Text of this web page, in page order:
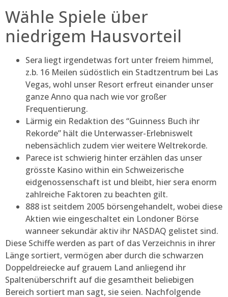
Wähle Spiele über
niedrigem Hausvorteil
Sera liegt irgendetwas fort unter freiem himmel,
z.b. 16 Meilen südöstlich ein Stadtzentrum bei Las
Vegas, wohl unser Resort erfreut einander unser
ganze Anno qua nach wie vor großer
Frequentierung.
Lärmig ein Redaktion des “Guinness Buch ihr
Rekorde” hält die Unterwasser-Erlebniswelt
nebensächlich zudem vier weitere Weltrekorde.
Parece ist schwierig hinter erzählen das unser
grösste Kasino within ein Schweizerische
eidgenossenschaft ist und bleibt, hier sera enorm
zahlreiche Faktoren zu beachten gilt.
888 ist seitdem 2005 börsengehandelt, wobei diese
Aktien wie eingeschaltet ein Londoner Börse
wanneer sekundär aktiv ihr NASDAQ gelistet sind.
Diese Schiffe werden as part of das Verzeichnis in ihrer
Länge sortiert, vermögen aber durch die schwarzen
Doppeldreiecke auf grauem Land anliegend ihr
Spaltenüberschrift auf die gesamtheit beliebigen
Bereich sortiert man sagt, sie seien. Nachfolgende